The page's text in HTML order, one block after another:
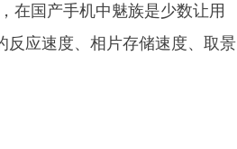
在国产手机中魅族是少数让用
应速度、相片存储速度、取景